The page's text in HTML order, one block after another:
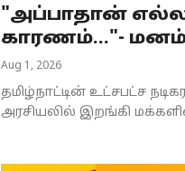
"அப்பாதான்
காரணம்..."- மனம்
Aug 1, 2026
தமிழ்நாட்டின் உட்சபட்ச
அரசியலில் இறங்கி